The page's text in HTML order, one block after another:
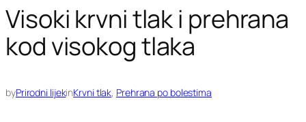
Visoki krvni tlak i prehrana
kod visokog tlaka
byPrirodni lijekinKrvni tlak, Prehrana po bolestima